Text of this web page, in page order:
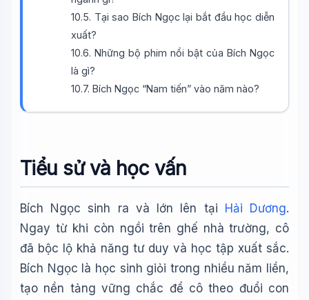
10.5. Tại sao Bích Ngọc lại bắt đầu học diễn
xuất?
10.6. Những bộ phim nổi bật của Bích Ngọc
là gì?
10.7. Bích Ngọc “Nam tiến” vào năm nào?
Tiểu sử và học vấn
Bích Ngọc sinh ra và lớn lên tại Hải Dương.
Ngay từ khi còn ngồi trên ghế nhà trường, cô
đã bộc lộ khả năng tư duy và học tập xuất sắc.
Bích Ngọc là học sinh giỏi trong nhiều năm liền,
tạo nền tảng vững chắc để cô theo đuổi con
🎓
Xin chào!
Tôi là trợ lý AI của TuDienWiki. Hãy hỏi tôi bất kỳ điều gì
về các bài viết trên Wiki!